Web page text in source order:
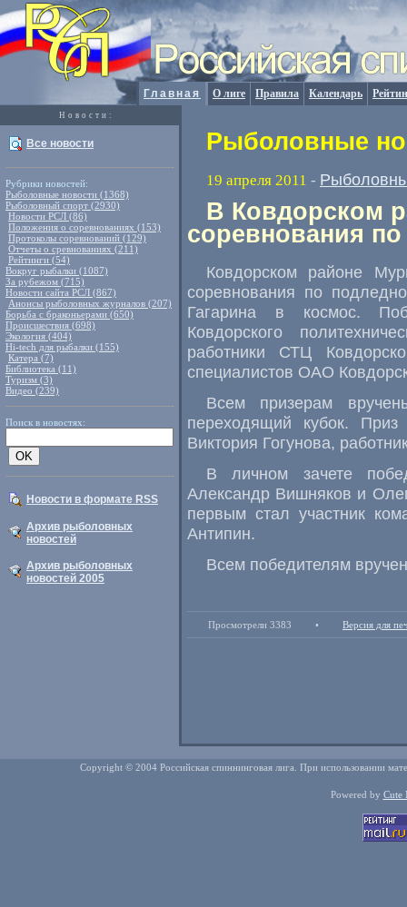
Главная О лиге Правила Календарь
Новости:
Все новости
Рубрики новостей:
Рыболовные новости (1368)
Рыболовный спорт (2930)
Новости РСЛ (86)
Положения о соревнованиях (153)
Протоколы соревнований (129)
Отчеты о сревнованиях (211)
Рейтинги (54)
Вокруг рыбалки (1087)
За рубежом (715)
Новости сайта РСЛ (867)
Анонсы рыболовных журналов (207)
Борьба с браконьерами (650)
Происшествия (698)
Экология (404)
Hi-tech для рыбалки (155)
Катера (7)
Библиотека (11)
Туризм (3)
Видео (239)
Поиск в новостях:
Новости в формате RSS
Архив рыболовных
новостей
Архив рыболовных
новостей 2005
Рыболовные
19 апреля 2011 -
В Ковдорском
соревнования
Ковдорском районе
соревнования по
Гагарина в космос.
Ковдорского
работники СТЦ
специалистов ОАО
Всем призерам
переходящий кубок.
Виктория Гогунова,
В личном зачете
Александр Вишняков и
первым стал участник
Антипин.
Всем победителям
Просмотрели 3383 • Версия для
Copyright © 2004 Российская спиннинговая лига. При использовании
Powered by Cute